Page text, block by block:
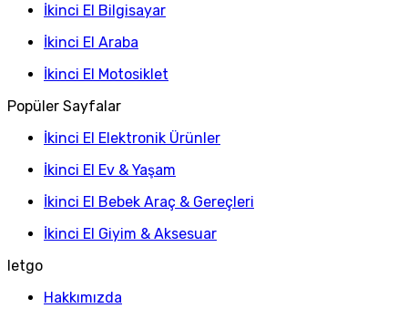
İkinci El Bilgisayar
İkinci El Araba
İkinci El Motosiklet
Popüler Sayfalar
İkinci El Elektronik Ürünler
İkinci El Ev & Yaşam
İkinci El Bebek Araç & Gereçleri
İkinci El Giyim & Aksesuar
letgo
Hakkımızda